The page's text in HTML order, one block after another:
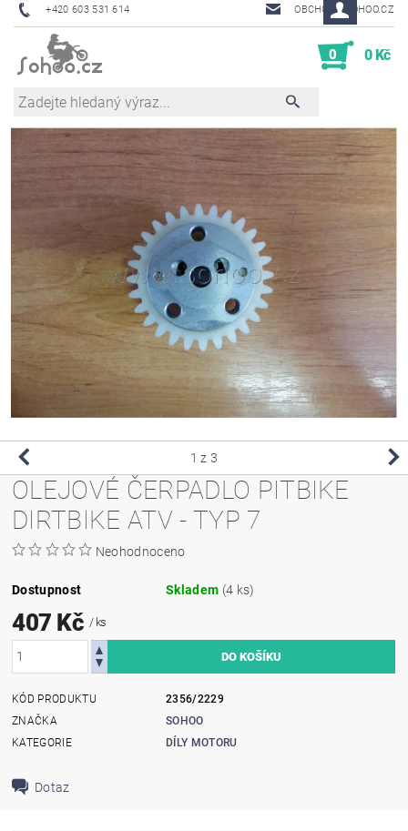
+420 603 531 614 OBCHOD@SOHOO.CZ
0 0 Kč
1 z 3
OLEJOVÉ ČERPADLO PITBIKE
DIRTBIKE ATV - TYP 7
Neohodnoceno
Dostupnost Skladem (4 ks)
407 Kč / ks
KÓD PRODUKTU
2356/2229
ZNAČKA
SOHOO
KATEGORIE
DÍLY MOTORU
Dotaz